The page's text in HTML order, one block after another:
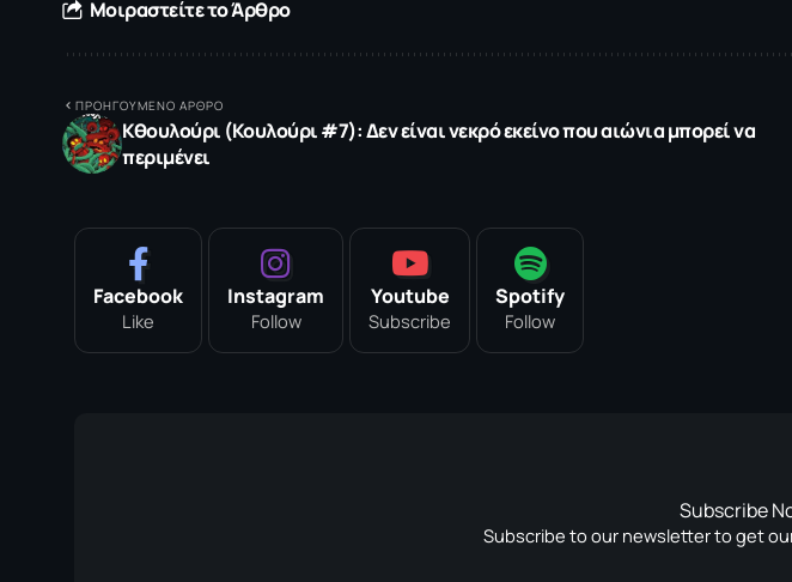
Μοιραστείτε το Άρθρο
ΠΡΟΗΓΟΥΜΕΝΟ ΑΡΘΡΟ
Κθουλούρι (Κουλούρι #7): Δεν είναι νεκρό εκείνο που αιώνια μπορεί να
περιμένει
Facebook
Like
Instagram
Follow
Youtube
Subscribe
Spotify
Follow
Subscribe
Subscribe to our newsletter to get